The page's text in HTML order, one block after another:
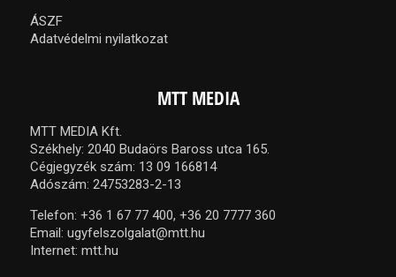
ÁSZF
Adatvédelmi nyilatkozat
MTT MEDIA
MTT MEDIA Kft.
Székhely: 2040 Budaörs Baross utca 165.
Cégjegyzék szám: 13 09 166814
Adószám: 24753283-2-13
Telefon: +36 1 67 77 400, +36 20 7777 360
Email: ugyfelszolgalat@mtt.hu
Internet: mtt.hu